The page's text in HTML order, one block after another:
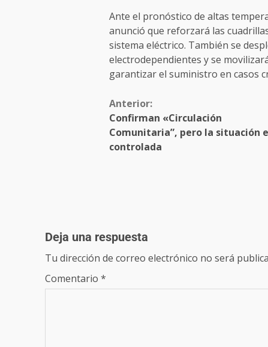
Ante el pronóstico de altas
anunció que reforzará las
sistema eléctrico. También se
electrodependientes y se
garantizar el suministro en casos
Anterior:
Confirman «Circulación
Comunitaria”, pero la situación
controlada
Deja una respuesta
Tu dirección de correo electrónico no será
Comentario *